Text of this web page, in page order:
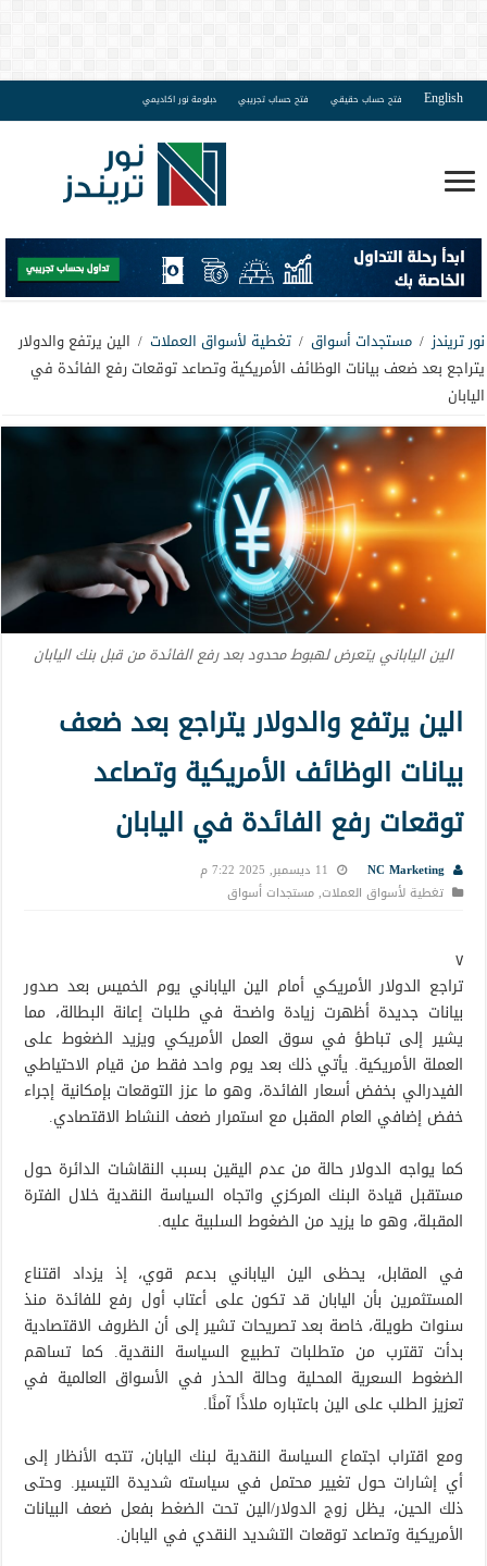
English فتح حساب حقيقي فتح حساب تجريبي دبلومة نور اكاديمي
نور تريندز / مستجدات أسواق / تغطية لأسواق العملات / الين يرتفع والدولار
يتراجع بعد ضعف بيانات الوظائف الأمريكية وتصاعد توقعات رفع الفائدة في
اليابان
الين الياباني يتعرض لهبوط محدود بعد رفع الفائدة من قبل بنك اليابان
الين يرتفع والدولار يتراجع بعد ضعف
بيانات الوظائف الأمريكية وتصاعد
توقعات رفع الفائدة في اليابان
NC Marketing
11 ديسمبر, 2025 7:22 م
تغطية لأسواق العملات,مستجدات أسواق
٧
تراجع الدولار الأمريكي أمام الين الياباني يوم الخميس بعد صدور
بيانات جديدة أظهرت زيادة واضحة في طلبات إعانة البطالة، مما
يشير إلى تباطؤ في سوق العمل الأمريكي ويزيد الضغوط على
العملة الأمريكية. يأتي ذلك بعد يوم واحد فقط من قيام الاحتياطي
الفيدرالي بخفض أسعار الفائدة، وهو ما عزز التوقعات بإمكانية إجراء
خفض إضافي العام المقبل مع استمرار ضعف النشاط الاقتصادي.
كما يواجه الدولار حالة من عدم اليقين بسبب النقاشات الدائرة حول
مستقبل قيادة البنك المركزي واتجاه السياسة النقدية خلال الفترة
المقبلة، وهو ما يزيد من الضغوط السلبية عليه.
في المقابل، يحظى الين الياباني بدعم قوي، إذ يزداد اقتناع
المستثمرين بأن اليابان قد تكون على أعتاب أول رفع للفائدة منذ
سنوات طويلة، خاصة بعد تصريحات تشير إلى أن الظروف الاقتصادية
بدأت تقترب من متطلبات تطبيع السياسة النقدية. كما تساهم
الضغوط السعرية المحلية وحالة الحذر في الأسواق العالمية في
تعزيز الطلب على الين باعتباره ملاذًا آمنًا.
ومع اقتراب اجتماع السياسة النقدية لبنك اليابان، تتجه الأنظار إلى
أي إشارات حول تغيير محتمل في سياسته شديدة التيسير. وحتى
ذلك الحين، يظل زوج الدولار/الين تحت الضغط بفعل ضعف البيانات
الأمريكية وتصاعد توقعات التشديد النقدي في اليابان.